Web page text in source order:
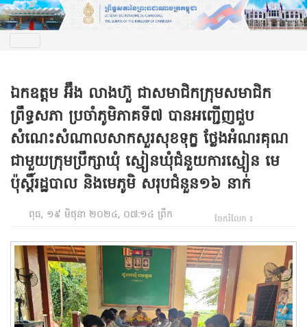
ឯកឧត្តម អ៊ឹង លាងហ៊ួ ជាសមាជិកក្រុមសមាជិក
ព្រឹទ្ធសភា ប្រចាំភូមិភាគទី៧ បានអញ្ជើញជួប
សំណេះសំណាលសាកសួរសុខទុក្ខ ថ្លែងអំណរគុណ
ជាមួយក្រុមប្រឹក្សាឃុំ ស្មៀនឃុំជំនួយការស្មៀន មេ
ប៉ុស្តិ៍រដ្ឋបាល និងមេភូមិ សរុបជំនួន១៦ នាក់
ពុធ, ១៩ មិថុនា ២០២៤, ០៧:១៤ ព្រឹក ចែករំលែក ៖